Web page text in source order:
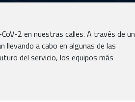
2 en nuestras calles. A través de un
a cabo en algunas de las
del servicio, los equipos más